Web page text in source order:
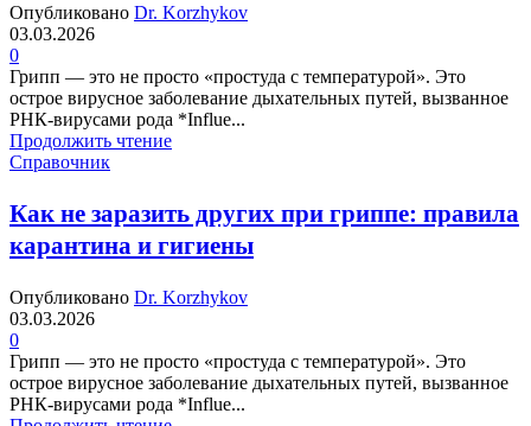
Опубликовано Dr. Korzhykov
03.03.2026
0
Грипп — это не просто «простуда с температурой». Это
острое вирусное заболевание дыхательных путей, вызванное
РНК-вирусами рода *Influe...
Продолжить чтение
Справочник
Как не заразить других при гриппе: правила
карантина и гигиены
Опубликовано Dr. Korzhykov
03.03.2026
0
Грипп — это не просто «простуда с температурой». Это
острое вирусное заболевание дыхательных путей, вызванное
РНК-вирусами рода *Influe...